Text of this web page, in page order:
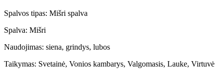
Spalvos tipas: Mišri spalva
Spalva: Mišri
Naudojimas: siena, grindys, lubos
Taikymas: Svetainė, Vonios kambarys, Valgomasis, Lauke, Virtuvė